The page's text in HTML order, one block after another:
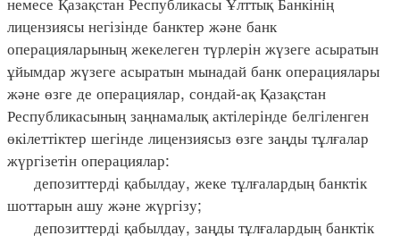
лицензиясы негізінде банктер және банк
операцияларының жекелеген түрлерін жүзеге асыратын
ұйымдар жүзеге асыратын мынадай банк операциялары
және өзге де операциялар, сондай-ақ Қазақстан
Республикасының заңнамалық актілерінде белгіленген
өкілеттіктер шегінде лицензиясыз өзге заңды тұлғалар
жүргізетін операциялар:
депозиттерді қабылдау, жеке тұлғалардың банктік
шоттарын ашу және жүргізу;
депозиттерді қабылдау, заңды тұлғалардың банктік